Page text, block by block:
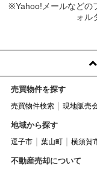
※Yahoo!メールなどの
ォル
売買物件を探す
売買物件検索 現地販売
地域から探す
逗子市 葉山町 横須賀
不動産売却について